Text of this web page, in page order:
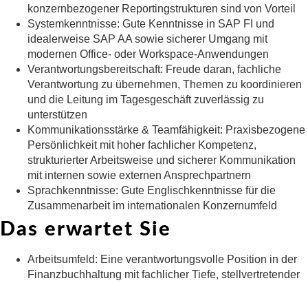
konzernbezogener Reportingstrukturen sind von Vorteil
Systemkenntnisse: Gute Kenntnisse in SAP FI und
idealerweise SAP AA sowie sicherer Umgang mit
modernen Office- oder Workspace-Anwendungen
Verantwortungsbereitschaft: Freude daran, fachliche
Verantwortung zu übernehmen, Themen zu koordinieren
und die Leitung im Tagesgeschäft zuverlässig zu
unterstützen
Kommunikationsstärke & Teamfähigkeit: Praxisbezogene
Persönlichkeit mit hoher fachlicher Kompetenz,
strukturierter Arbeitsweise und sicherer Kommunikation
mit internen sowie externen Ansprechpartnern
Sprachkenntnisse: Gute Englischkenntnisse für die
Zusammenarbeit im internationalen Konzernumfeld
Das erwartet Sie
Arbeitsumfeld: Eine verantwortungsvolle Position in der
Finanzbuchhaltung mit fachlicher Tiefe, stellvertretender